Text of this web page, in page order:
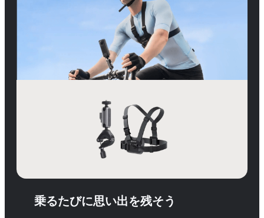
乗るたびに思い出を残そう